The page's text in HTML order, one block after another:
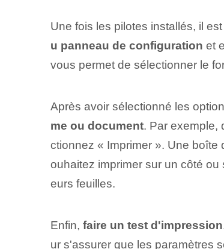
Une fois les pilotes installés, il
u panneau de configuration et
vous permet de sélectionner le
Après avoir sélectionné les
me ou document. Par exemple,
ctionnez « Imprimer ». Une
ouhaitez imprimer sur un côté
eurs feuilles.
Enfin, faire un test d'impression
ur s'assurer que les paramètres